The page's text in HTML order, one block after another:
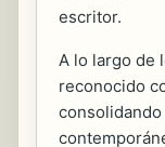
escritor.
A lo largo de
reconocido